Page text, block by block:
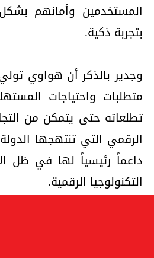
المستخدمين وأمانهم
بتجربة ذكية.
وجدير بالذكر أن هواوي
متطلبات واحتياجات
تطلعاته حتى يتمكن من
الرقمي التي تنتهجها
داعماً رئيسياً لها في ظل
التكنولوجيا الرقمية.